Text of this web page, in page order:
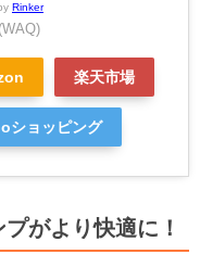
Rinker
楽天市場
ショッピング
がより快適に！